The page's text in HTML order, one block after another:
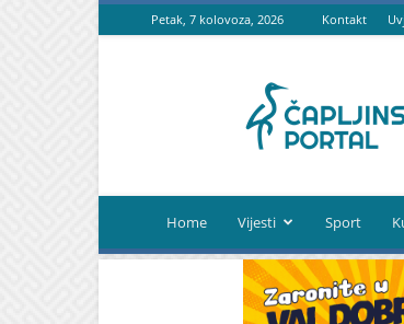
Petak, 7 kolovoza, 2026 Kontakt
portal
Home Vijesti Sport